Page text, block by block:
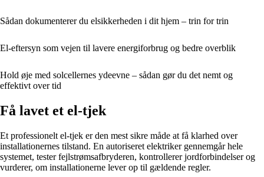
Sådan dokumenterer du elsikkerheden i dit hjem – trin for trin
El-eftersyn som vejen til lavere energiforbrug og bedre overblik
Hold øje med solcellernes ydeevne – sådan gør du det nemt og
effektivt over tid
Få lavet et el-tjek
Et professionelt el-tjek er den mest sikre måde at få klarhed over
installationernes tilstand. En autoriseret elektriker gennemgår hele
systemet, tester fejlstrømsafbryderen, kontrollerer jordforbindelser og
vurderer, om installationerne lever op til gældende regler.